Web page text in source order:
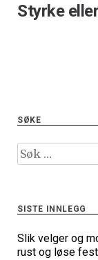
Styrke
SØKE
Leit
etter:
SISTE INNLEGG
Slik velger og
rust og løse